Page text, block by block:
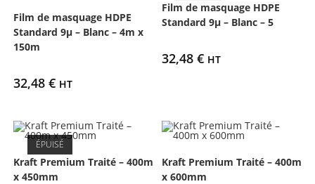
Film de masquage HDPE
Standard 9µ – Blanc – 4m x
150m
32,48 € HT
Film de masquage HDPE
Standard 9µ – Blanc – 5
32,48€ HT
ÉPUISÉ
Kraft Premium Traité – 400m
x 450mm
Kraft Premium Traité – 400m
x 600mm